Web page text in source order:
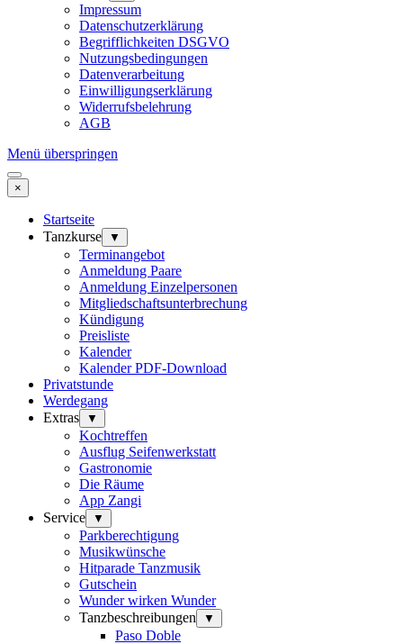
Impressum
Datenschutzerklärung
Begrifflichkeiten DSGVO
Nutzungsbedingungen
Datenverarbeitung
Einwilligungserklärung
Widerrufsbelehrung
AGB
Menü überspringen
×
Startseite
Tanzkurse
▼
Terminangebot
Anmeldung Paare
Anmeldung Einzelpersonen
Mitgliedschaftsunterbrechung
Kündigung
Preisliste
Kalender
Kalender PDF-Download
Privatstunde
Werdegang
Extras
▼
Kochtreffen
Ausflug Seifenwerkstatt
Gastronomie
Die Räume
App Zangi
Service
▼
Parkberechtigung
Musikwünsche
Hitparade Tanzmusik
Gutschein
Wunder wirken Wunder
Tanzbeschreibungen
▼
Paso Doble